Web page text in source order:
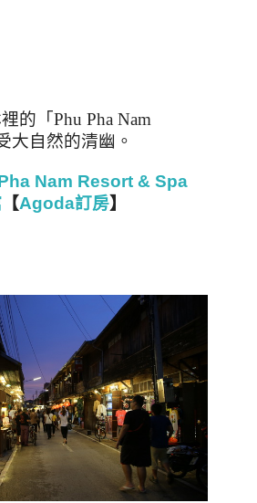
的「Phu Pha Nam
大自然的清幽。
Nam Resort & Spa
【Agoda訂房】